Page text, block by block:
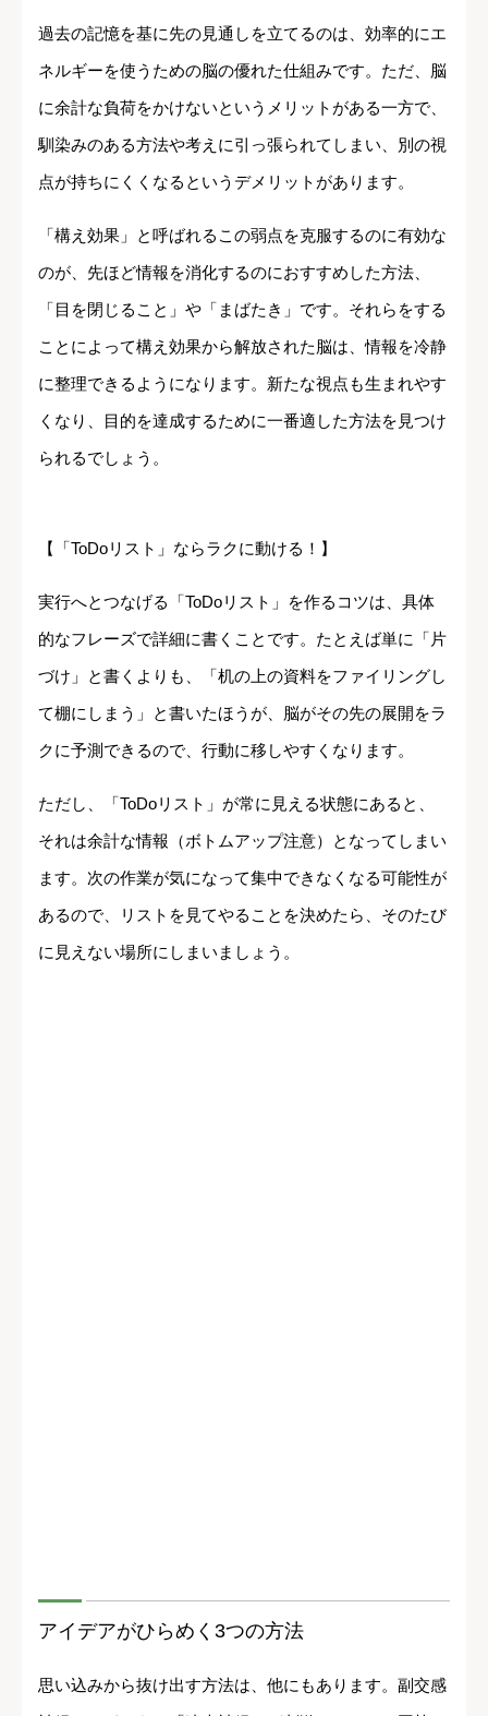
過去の記憶を基に先の見通しを立てるのは、効率的にエ
ネルギーを使うための脳の優れた仕組みです。ただ、脳
に余計な負荷をかけないというメリットがある一方で、
馴染みのある方法や考えに引っ張られてしまい、別の視
点が持ちにくくなるというデメリットがあります。
「構え効果」と呼ばれるこの弱点を克服するのに有効な
のが、先ほど情報を消化するのにおすすめした方法、
「目を閉じること」や「まばたき」です。それらをする
ことによって構え効果から解放された脳は、情報を冷静
に整理できるようになります。新たな視点も生まれやす
くなり、目的を達成するために一番適した方法を見つけ
られるでしょう。
【「ToDoリスト」ならラクに動ける！】
実行へとつなげる「ToDoリスト」を作るコツは、具体
的なフレーズで詳細に書くことです。たとえば単に「片
づけ」と書くよりも、「机の上の資料をファイリングし
て棚にしまう」と書いたほうが、脳がその先の展開をラ
クに予測できるので、行動に移しやすくなります。
ただし、「ToDoリスト」が常に見える状態にあると、
それは余計な情報（ボトムアップ注意）となってしまい
ます。次の作業が気になって集中できなくなる可能性が
あるので、リストを見てやることを決めたら、そのたび
に見えない場所にしまいましょう。
アイデアがひらめく3つの方法
思い込みから抜け出す方法は、他にもあります。副交感